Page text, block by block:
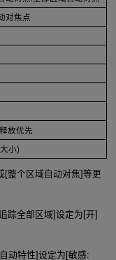
对焦点
放优先
小)
[整个区域自动对焦]等更
踪全部区域]设定为[开]
动特性]设定为[敏感: